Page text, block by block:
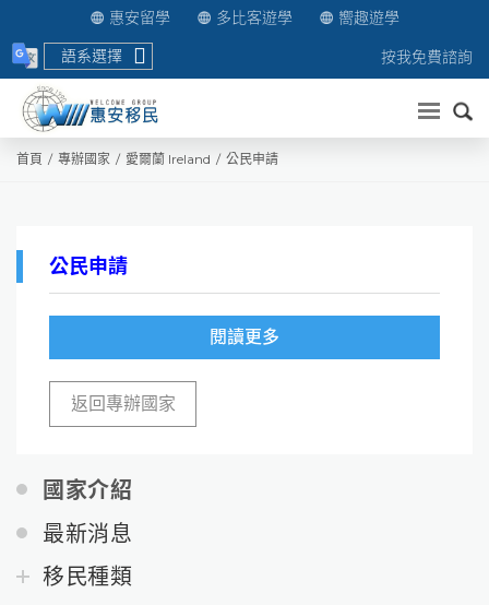
惠安留學 多比客遊學
嚮趣遊學
語系選擇
按我免費諮詢
送出
首頁 專辦國家 愛爾蘭 Ireland 公民申請
國家介紹
最新消息
移民種類
公民申請
閱讀更多
返回專辦國家